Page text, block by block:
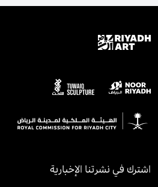
اشترك في نشرتنا الإخبارية